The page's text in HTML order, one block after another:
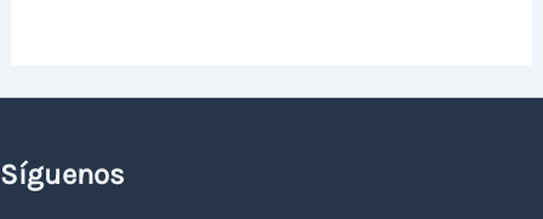
Síguenos